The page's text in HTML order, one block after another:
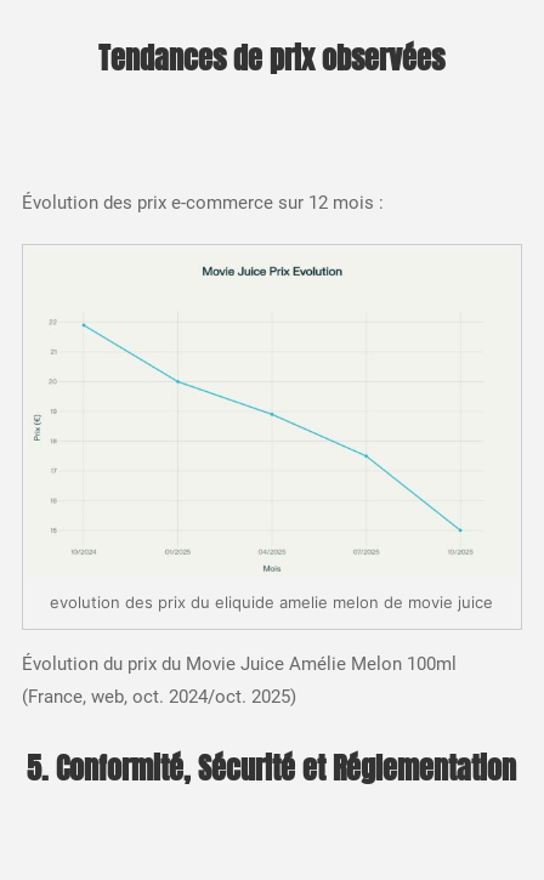
Tendances de prix observées
Évolution des prix e-commerce sur 12 mois :
evolution des prix du eliquide amelie melon de movie juice
Évolution du prix du Movie Juice Amélie Melon 100ml
(France, web, oct. 2024/oct. 2025)
5. Conformité, Sécurité et Réglementation